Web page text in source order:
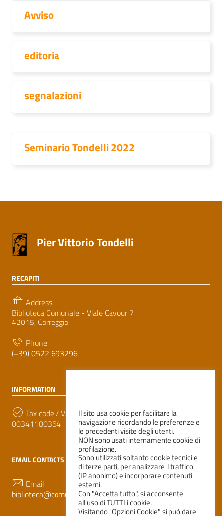
Avviso
editoria
segnalazioni
Seminario Tondelli 2022
Pier Vittorio Tondelli
RECAPITI
Address
Biblioteca Comunale - Viale Cavour 7
42015, Correggio
Phone
(+39) 0522 693296
INFORMATION
Tax code / VAT number
00341180354
EMAIL CONTACTS
Email
biblioteca@comune.correggio.re.it
Il sito usa cookie per facilitare la
navigazione ricordando le preferenze e
le precedenti visite degli utenti.
NON sono usati internamente cookie di
profilazione.
Sono utilizzati soltanto cookie tecnici e
di terze parti, per analizzare il traffico
(IP anonimo) e incorporare contenuti
esterni.
Con "Accetta tutto", si acconsente
all'uso di TUTTI i cookie.
Visitando "Opzioni Cookie" si può dare